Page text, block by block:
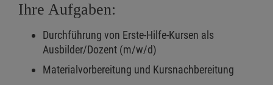
Ihre Aufgaben:
Durchführung von Erste-Hilfe-Kursen als
Ausbilder/Dozent (m/w/d)
Materialvorbereitung und Kursnachbereitung